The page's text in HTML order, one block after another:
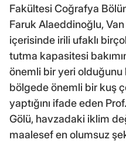
Fakültesi Coğrafya
Faruk Alaeddinoğlu, Van
içerisinde irili ufaklı
tutma kapasitesi
önemli bir yeri
bölgede önemli bir kuş
yaptığını ifade eden
Gölü, havzadaki iklim
maalesef en olumsuz